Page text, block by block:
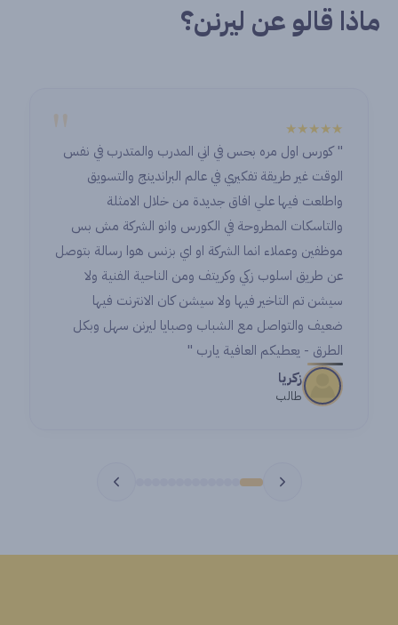
ماذا قالو عن ليرنن؟
"
★★★★★
" كورس اول مره بحس في اني المدرب والمتدرب في نفس
الوقت غير طريقة تفكيري في عالم البراندينج والتسويق
واطلعت فيها علي افاق جديدة من خلال الامثلة
والتاسكات المطروحة في الكورس وانو الشركة مش بس
موظفين وعملاء انما الشركة او اي بزنس هوا رسالة بتوصل
عن طريق اسلوب زكي وكريتف ومن الناحية الفنية ولا
سيشن تم التاخير فيها ولا سيشن كان الانترنت فيها
ضعيف والتواصل مع الشباب وصبايا ليرنن سهل وبكل
الطرق - يعطيكم العافية يارب "
زكريا
طالب